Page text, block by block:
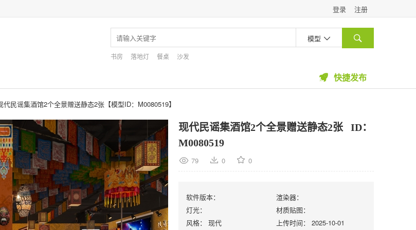
登录 注册
模型  
书房 落地灯 餐桌 沙发
 快捷发布
代民谣集酒馆2个全景赠送静态2张【模型ID：M0080519】
现代民谣集酒馆2个全景赠送静态2张
ID：
M0080519
79 0 0
软件版本：
渲染器：
灯光：
材质贴图：
风格：
现代 上传时间： 2025-10-01